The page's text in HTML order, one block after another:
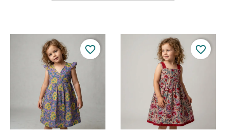
favorite_border favorite_border